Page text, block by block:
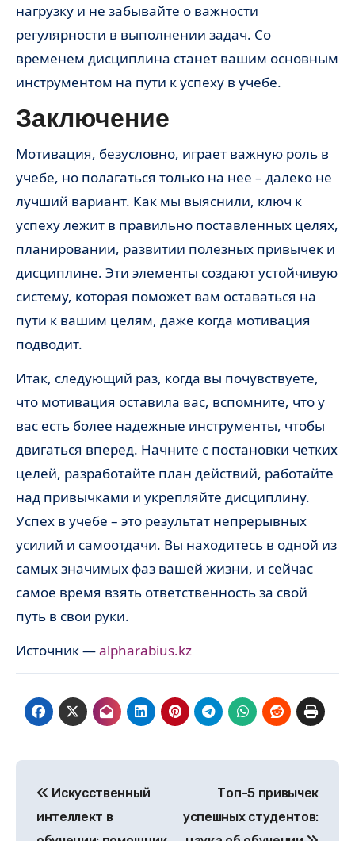
нагрузку и не забывайте о важности
регулярности в выполнении задач. Со
временем дисциплина станет вашим основным
инструментом на пути к успеху в учебе.
Заключение
Мотивация, безусловно, играет важную роль в
учебе, но полагаться только на нее – далеко не
лучший вариант. Как мы выяснили, ключ к
успеху лежит в правильно поставленных целях,
планировании, развитии полезных привычек и
дисциплине. Эти элементы создают устойчивую
систему, которая поможет вам оставаться на
пути к вашим целям, даже когда мотивация
подводит.
Итак, следующий раз, когда вы почувствуете,
что мотивация оставила вас, вспомните, что у
вас есть более надежные инструменты, чтобы
двигаться вперед. Начните с постановки четких
целей, разработайте план действий, работайте
над привычками и укрепляйте дисциплину.
Успех в учебе – это результат непрерывных
усилий и самоотдачи. Вы находитесь в одной из
самых значимых фаз вашей жизни, и сейчас
самое время взять ответственность за свой
путь в свои руки.
Источник —alpharabius.kz
по
Искусственный
интеллект в
Топ-5 привычек
успешных студентов: